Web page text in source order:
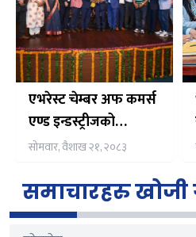
एभरेस्ट चेम्बर अफ कमर्स
एण्ड इन्डस्ट्रीजको
अध्यक्षमा डा. मोहन कुमार
सोमवार, वैशाख २१, २०८३
समाचारहरु खोजी